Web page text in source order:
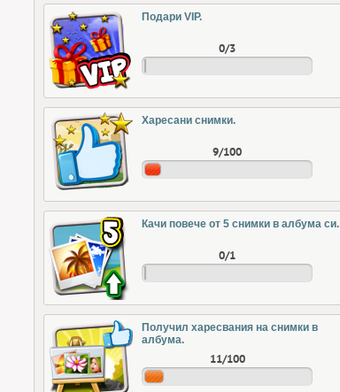
Подари VIP.
0/3
Харесани снимки.
9/100
Качи повече от 5 снимки в албума си.
0/1
Получил харесвания на снимки в
албума.
11/100